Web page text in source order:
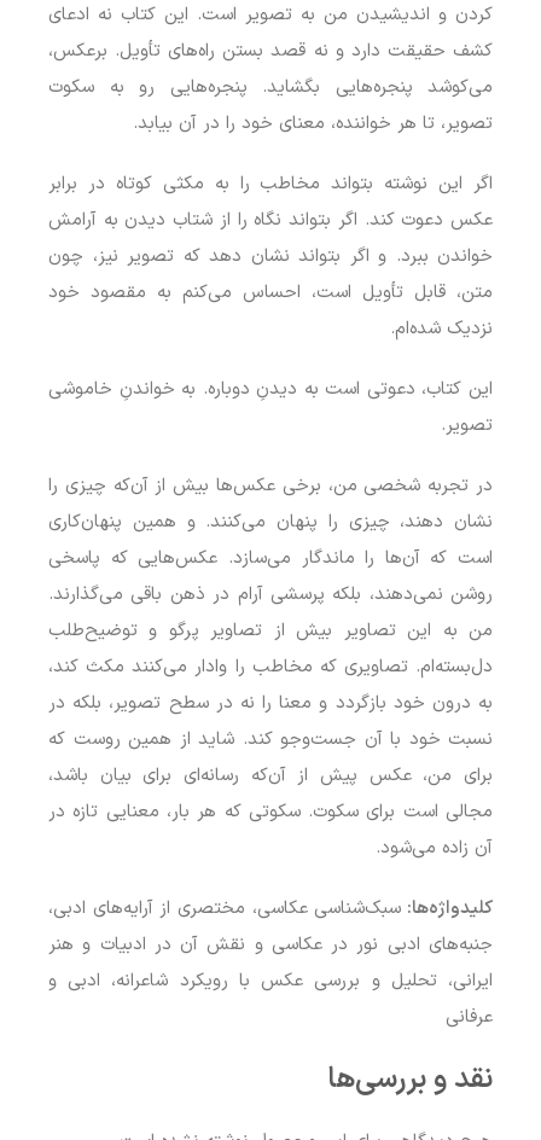
کردن و اندیشیدن من به تصویر است. این کتاب نه ادعای
کشف حقیقت دارد و نه قصد بستن راه‌های تأویل. برعکس،
می‌کوشد پنجره‌هایی بگشاید. پنجره‌هایی رو به سکوت
تصویر، تا هر خواننده، معنای خود را در آن بیابد.
اگر این نوشته بتواند مخاطب را به مکثی کوتاه در برابر
عکس دعوت کند. اگر بتواند نگاه را از شتاب دیدن به آرامش
خواندن ببرد. و اگر بتواند نشان دهد که تصویر نیز، چون
متن، قابل تأویل است، احساس می‌کنم به مقصود خود
نزدیک شده‌ام.
این کتاب، دعوتی است به دیدنِ دوباره. به خواندنِ خاموشی
تصویر.
در تجربه شخصی من، برخی عکس‌ها بیش از آن‌که چیزی را
نشان دهند، چیزی را پنهان می‌کنند. و همین پنهان‌کاری
است که آن‌ها را ماندگار می‌سازد. عکس‌هایی که پاسخی
روشن نمی‌دهند، بلکه پرسشی آرام در ذهن باقی می‌گذارند.
من به این تصاویر بیش از تصاویر پرگو و توضیح‌طلب
دل‌بسته‌ام. تصاویری که مخاطب را وادار می‌کنند مکث کند،
به درون خود بازگردد و معنا را نه در سطح تصویر، بلکه در
نسبت خود با آن جست‌وجو کند. شاید از همین روست که
برای من، عکس پیش از آن‌که رسانه‌ای برای بیان باشد،
مجالی است برای سکوت. سکوتی که هر بار، معنایی تازه در
آن زاده می‌شود.
کلیدواژه‌ها: سبک‌شناسی عکاسی، مختصری از آرایه‌های ادبی،
جنبه‌های ادبی نور در عکاسی و نقش آن در ادبیات و هنر
ایرانی، تحلیل و بررسی عکس با رویکرد شاعرانه، ادبی و
عرفانی
نقد و بررسی‌ها